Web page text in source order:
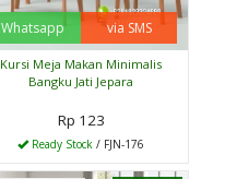
Whatsapp via SMS
Kursi Meja Makan Minimalis
Bangku Jati Jepara
Rp 123
Ready Stock / FJN-176